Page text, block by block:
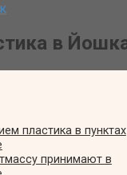
в
пластика в пунктах
принимают в